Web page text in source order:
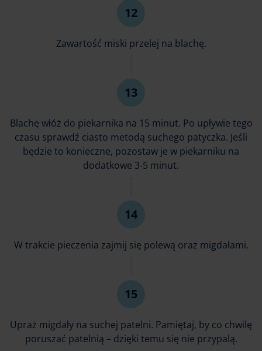
Zawartość miski przelej na blachę.
Blachę włóż do piekarnika na 15 minut. Po upływie tego
czasu sprawdź ciasto metodą suchego patyczka. Jeśli
będzie to konieczne, pozostaw je w piekarniku na
dodatkowe 3-5 minut.
W trakcie pieczenia zajmij się polewą oraz migdałami.
Upraż migdały na suchej patelni. Pamiętaj, by co chwilę
poruszać patelnią – dzięki temu się nie przypalą.